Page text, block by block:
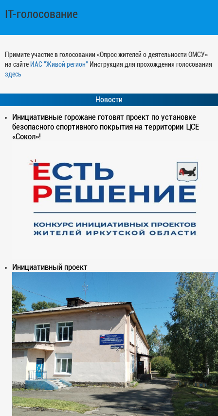
IT-голосование
Примите участие в голосовании «Опрос жителей о деятельности ОМСУ»
на сайте ИАС "Живой регион" Инструкция для прохождения голосования
здесь
Новости
Инициативные горожане готовят проект по установке
безопасного спортивного покрытия на территории ЦСЕ
«Сокол»!
Инициативный проект